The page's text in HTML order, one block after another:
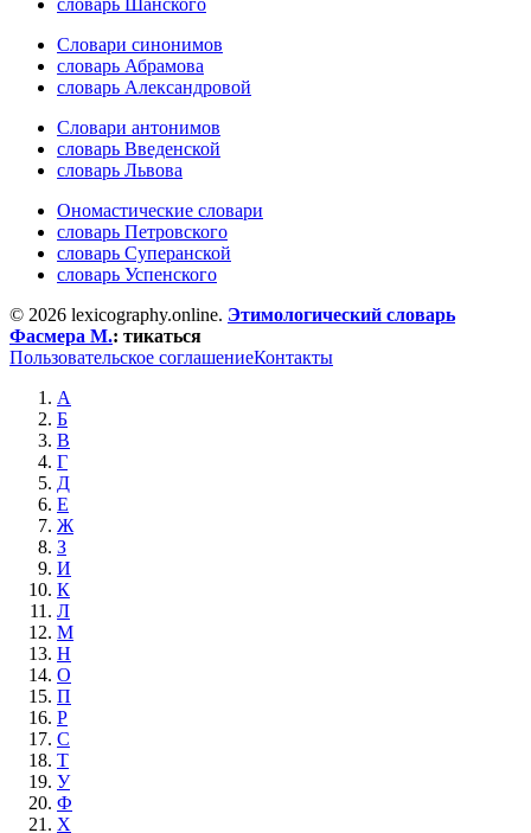
словарь Шанского
Словари синонимов
словарь Абрамова
словарь Александровой
Словари антонимов
словарь Введенской
словарь Львова
Ономастические словари
словарь Петровского
словарь Суперанской
словарь Успенского
© 2026 lexicography.online. Этимологический словарь
Фасмера М.: тикаться
Пользовательское соглашениеКонтакты
А
Б
В
Г
Д
Е
Ж
З
И
К
Л
М
Н
О
П
Р
С
Т
У
Ф
Х